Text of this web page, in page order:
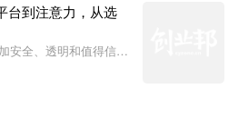
台到注意力，从选
安全、透明和值得信赖